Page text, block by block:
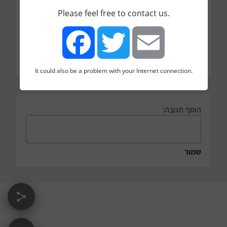
http://www.aharai.org.il/
לינק לבלוג/כלים
הוסף תגובה:
שמור
Please feel free to contact us.
FacebookTwitter Email
It could also be a problem with your Internet connection.